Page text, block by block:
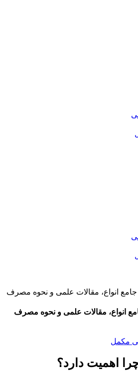
انواع، مقالات علمی و نحوه مصرف
مکمل
اهمیت دارد؟